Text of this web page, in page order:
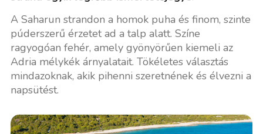
A Saharun strandon a homok puha és finom, szinte
púderszerű érzetet ad a talp alatt. Színe
ragyogóan fehér, amely gyönyörűen kiemeli az
Adria mélykék árnyalatait. Tökéletes választás
mindazoknak, akik pihenni szeretnének és élvezni a
napsütést.